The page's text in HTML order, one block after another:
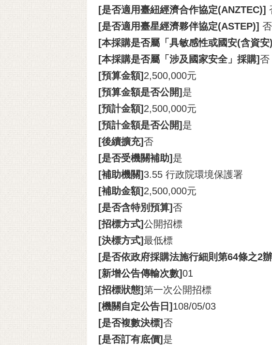
[是否適用臺紐經濟合作協定(ANZTEC)]
[是否適用臺星經濟夥伴協定(ASTEP)] 否
[本採購是否屬「具敏感性或國安(含資
[本採購是否屬「涉及國家安全」採購]否
[預算金額] 2,500,000元
[預算金額是否公開] 是
[預計金額] 2,500,000元
[預計金額是否公開] 是
[後續擴充]否
[是否受機關補助] 是
[補助機關] 3.55 行政院環境保護署
[補助金額] 2,500,000元
[是否含特別預算]否
[招標方式]公開招標
[決標方式]最低標
[是否依政府採購法施行細則第64條之2
[新增公告傳輸次數]01
[招標狀態]第一次公開招標
[機關自定公告日] 108/05/03
[是否複數決標]否
[是否訂有底價] 是